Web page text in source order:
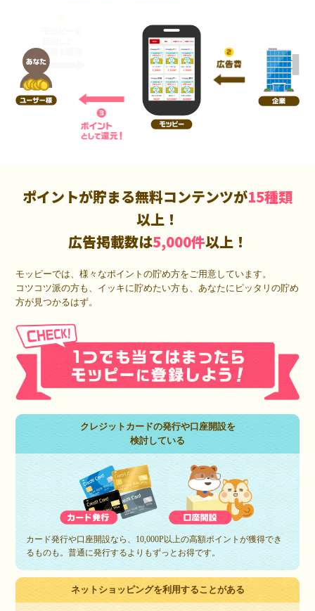
ポイントが貯まる無料コンテンツが15種類
以上！
広告掲載数は5,000件以上！
モッピーでは、様々なポイントの貯め方をご用意しています。
コツコツ派の方も、イッキに貯めたい方も、あなたにピッタリの貯め
方が見つかるはず。
クレジットカードの発行や口座開設を
検討している
カード発行や口座開設なら、10,000P以上の高額ポイントが獲得でき
るものも。普通に発行するよりもずっとお得です。
ネットショッピングを利用することがある